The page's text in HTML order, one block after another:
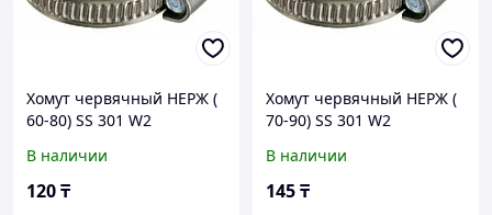
Хомут червячный НЕРЖ (
60-80) SS 301 W2
В наличии
120₸
Хомут червячный НЕРЖ (
70-90) SS 301 W2
В наличии
145₸